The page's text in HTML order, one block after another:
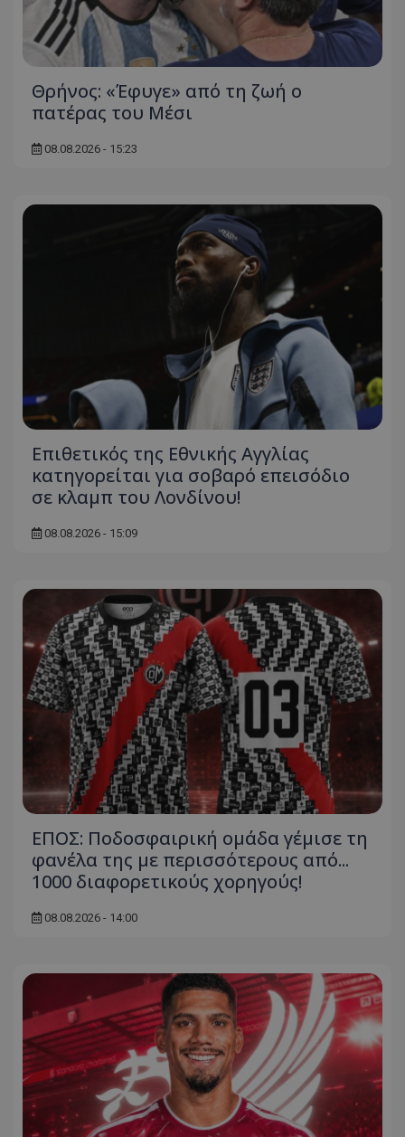
Θρήνος: «Έφυγε» από τη ζωή ο
πατέρας του Μέσι
08.08.2026 - 15:23
Επιθετικός της Εθνικής Αγγλίας
κατηγορείται για σοβαρό επεισόδιο
σε κλαμπ του Λονδίνου!
08.08.2026 - 15:09
ΕΠΟΣ: Ποδοσφαιρική ομάδα γέμισε τη
φανέλα της με περισσότερους από...
1000 διαφορετικούς χορηγούς!
08.08.2026 - 14:00